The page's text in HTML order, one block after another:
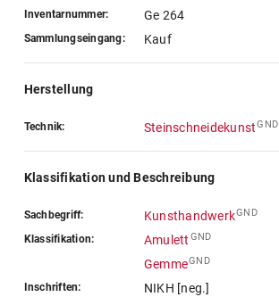
Inventarnummer: Ge 264
Sammlungseingang: Kauf
Herstellung
Technik: SteinschneidekunstGND
Klassifikation und Beschreibung
Sachbegriff: KunsthandwerkGND
Klassifikation: Amulett GND
GemmeGND
Inschriften: NIKH [neg.]